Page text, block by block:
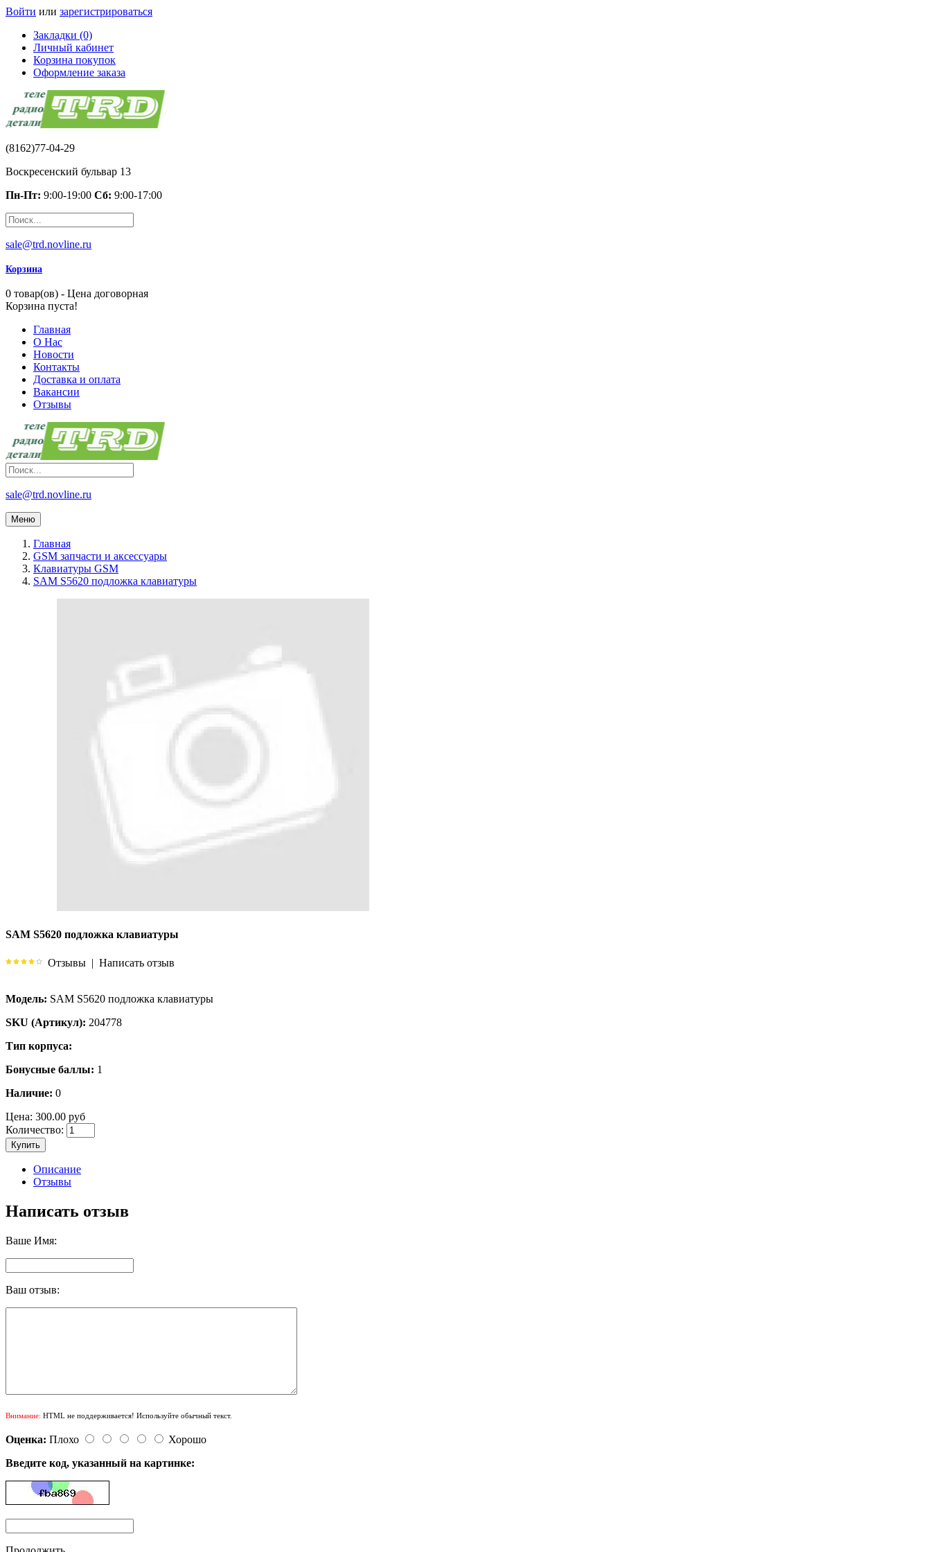
Войти или зарегистрироваться
Закладки (0)
Личный кабинет
Корзина покупок
Оформление заказа
(8162)77-04-29
Воскресенский бульвар 13
Пн-Пт: 9:00-19:00 Сб: 9:00-17:00
sale@trd.novline.ru
Корзина
0 товар(ов) - Цена договорная
Корзина пуста!
Главная
О Нас
Новости
Контакты
Доставка и оплата
Вакансии
Отзывы
sale@trd.novline.ru
Меню
Главная
GSM запчасти и аксессуары
Клавиатуры GSM
SAM S5620 подложка клавиатуры
SAM S5620 подложка клавиатуры
Отзывы | Написать отзыв
Модель: SAM S5620 подложка клавиатуры
SKU (Артикул): 204778
Тип корпуса:
Бонусные баллы: 1
Наличие: 0
Цена: 300.00 руб
Количество:
Купить
Описание
Отзывы
Написать отзыв
Ваше Имя:
Ваш отзыв:
Внимание: HTML не поддерживается! Используйте обычный текст.
Оценка: Плохо
Хорошо
Введите код, указанный на картинке: